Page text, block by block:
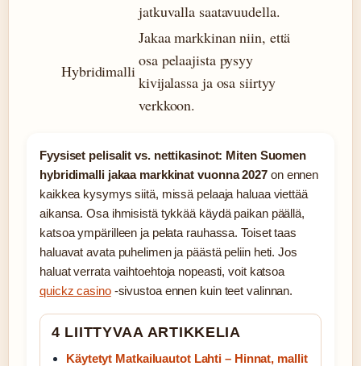
jatkuvalla saatavuudella.
Hybridimalli
Jakaa markkinan niin, että
osa pelaajista pysyy
kivijalassa ja osa siirtyy
verkkoon.
Fyysiset pelisalit vs. nettikasinot: Miten Suomen
hybridimalli jakaa markkinat vuonna 2027 on ennen
kaikkea kysymys siitä, missä pelaaja haluaa viettää
aikansa. Osa ihmisistä tykkää käydä paikan päällä,
katsoa ympärilleen ja pelata rauhassa. Toiset taas
haluavat avata puhelimen ja päästä peliin heti. Jos
haluat verrata vaihtoehtoja nopeasti, voit katsoa
quickz casino-sivustoa ennen kuin teet valinnan.
4 LIITTYVAA ARTIKKELIA
Käytetyt Matkailuautot Lahti – Hinnat, mallit